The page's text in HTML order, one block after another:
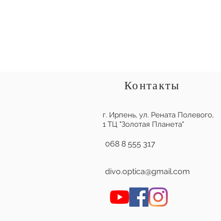
Контакты
г. Ирпень, ул. Рената Полевого,
1 ТЦ "Золотая Планета"
068 8 555 317
divo.optica@gmail.com